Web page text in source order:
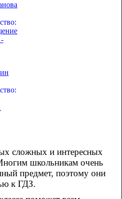
сложных и интересных
школьникам очень
предмет, поэтому они
к ГДЗ.